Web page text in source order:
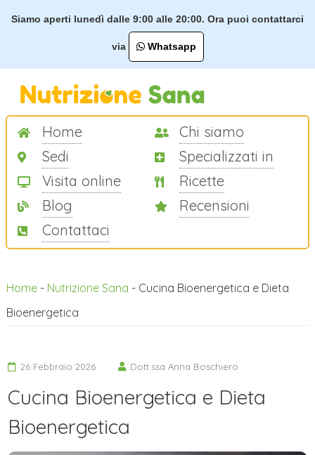
Siamo aperti lunedì dalle 9:00 alle 20:00. Ora puoi contattarci
via Whatsapp
Home
Chi siamo
Sedi
Specializzati in
Visita online
Ricette
Blog
Recensioni
Contattaci
Home- Nutrizione Sana - Cucina Bioenergetica e Dieta
Bioenergetica
26 Febbraio 2026 Dott.ssa Anna Boschiero
Cucina Bioenergetica e Dieta
Bioenergetica